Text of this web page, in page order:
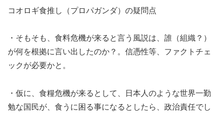
コオロギ食推し（プロパガンダ）の疑問点
・そもそも、食料危機が来ると言う風説は、誰（組織？）
が何を根拠に言い出したのか？。信憑性等、ファクトチェ
ックが必要かと。
・仮に、食糧危機が来るとして、日本人のような世界一勤
勉な国民が、食うに困る事になるとしたら、政治責任でし